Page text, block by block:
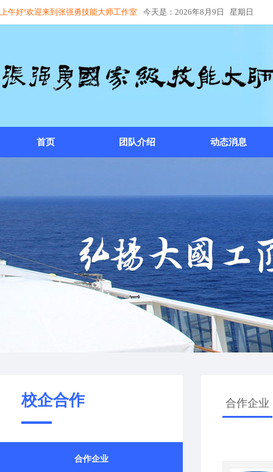
上午好!欢迎来到张强勇技能大师工作室 今天是：2026年8月9日 星期日
首页 团队介绍 动态消息
校企合作
合作企业
合作企业